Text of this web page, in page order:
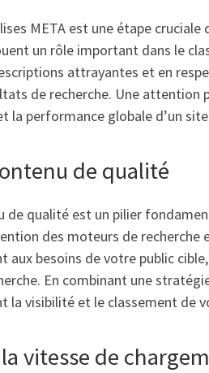
META est une étape
un rôle important dans le
attrayantes et en
de recherche. Une
la performance globale d’un
de qualité
de qualité est un pilier
des moteurs de
aux besoins de votre public
En combinant une
la visibilité et le classement de
vitesse de